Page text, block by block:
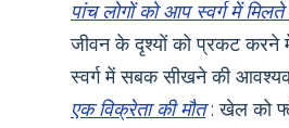
पांच लोगों को आप स्वर्ग में मिलते
जीवन के दृश्यों को प्रकट करने
स्वर्ग में सबक सीखने की
एक विक्रेता की मौत: खेल को